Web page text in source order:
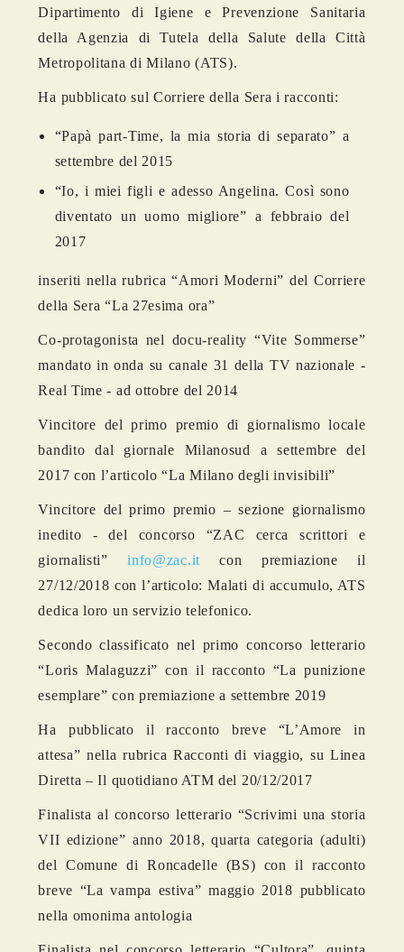
Dipartimento di Igiene e Prevenzione Sanitaria
della Agenzia di Tutela della Salute della Città
Metropolitana di Milano (ATS).
Ha pubblicato sul Corriere della Sera i racconti:
“Papà part-Time, la mia storia di separato” a
settembre del 2015
“Io, i miei figli e adesso Angelina. Così sono
diventato un uomo migliore” a febbraio del
2017
inseriti nella rubrica “Amori Moderni” del Corriere
della Sera “La 27esima ora”
Co-protagonista nel docu-reality “Vite Sommerse”
mandato in onda su canale 31 della TV nazionale -
Real Time - ad ottobre del 2014
Vincitore del primo premio di giornalismo locale
bandito dal giornale Milanosud a settembre del
2017 con l’articolo “La Milano degli invisibili”
Vincitore del primo premio – sezione giornalismo
inedito - del concorso “ZAC cerca scrittori e
giornalisti”info@zac.it con premiazione il
27/12/2018 con l’articolo: Malati di accumulo, ATS
dedica loro un servizio telefonico.
Secondo classificato nel primo concorso letterario
“Loris Malaguzzi” con il racconto “La punizione
esemplare” con premiazione a settembre 2019
Ha pubblicato il racconto breve “L’Amore in
attesa” nella rubrica Racconti di viaggio, su Linea
Diretta – Il quotidiano ATM del 20/12/2017
Finalista al concorso letterario “Scrivimi una storia
VII edizione” anno 2018, quarta categoria (adulti)
del Comune di Roncadelle (BS) con il racconto
breve “La vampa estiva” maggio 2018 pubblicato
nella omonima antologia